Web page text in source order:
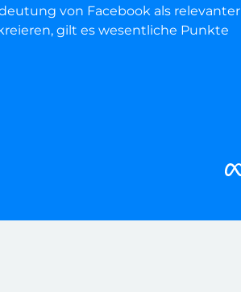
von Facebook als relevanter
gilt es wesentliche Punkte